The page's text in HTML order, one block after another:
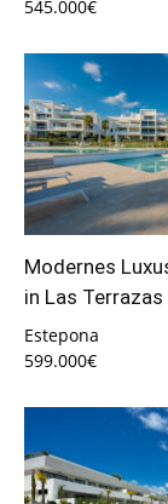
545.000€
Modernes
in Las
Estepona
599.000€